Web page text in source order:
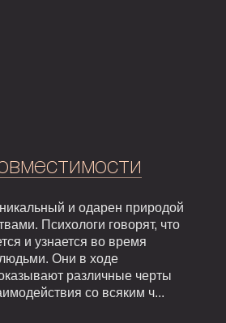
и одарен природой
Психологи говорят, что
и узнается во время
Они в ходе
различные черты
со всяким ч...